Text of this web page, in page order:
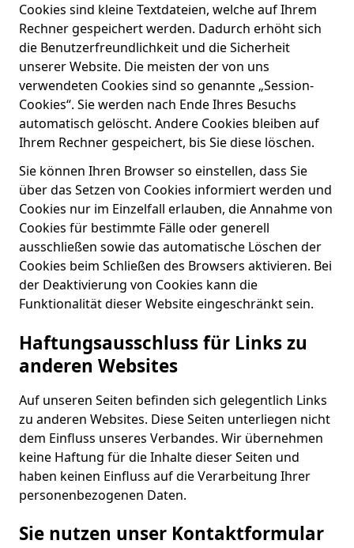
Cookies sind kleine Textdateien, welche auf Ihrem
Rechner gespeichert werden. Dadurch erhöht sich
die Benutzerfreundlichkeit und die Sicherheit
unserer Website. Die meisten der von uns
verwendeten Cookies sind so genannte „Session-
Cookies“. Sie werden nach Ende Ihres Besuchs
automatisch gelöscht. Andere Cookies bleiben auf
Ihrem Rechner gespeichert, bis Sie diese löschen.
Sie können Ihren Browser so einstellen, dass Sie
über das Setzen von Cookies informiert werden und
Cookies nur im Einzelfall erlauben, die Annahme von
Cookies für bestimmte Fälle oder generell
ausschließen sowie das automatische Löschen der
Cookies beim Schließen des Browsers aktivieren. Bei
der Deaktivierung von Cookies kann die
Funktionalität dieser Website eingeschränkt sein.
Haftungsausschluss für Links zu
anderen Websites
Auf unseren Seiten befinden sich gelegentlich Links
zu anderen Websites. Diese Seiten unterliegen nicht
dem Einfluss unseres Verbandes. Wir übernehmen
keine Haftung für die Inhalte dieser Seiten und
haben keinen Einfluss auf die Verarbeitung Ihrer
personenbezogenen Daten.
Sie nutzen unser Kontaktformular